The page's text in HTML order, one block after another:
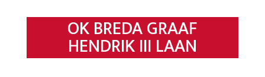
OK BREDA GRAAF
HENDRIK III LAAN